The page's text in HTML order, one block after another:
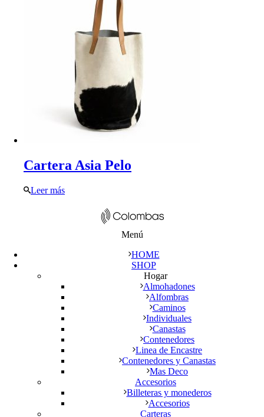
Cartera Asia Pelo
Leer más
Menú
HOME
SHOP
Hogar
Almohadones
Alfombras
Caminos
Individuales
Canastas
Contenedores
Linea de Encastre
Contenedores y Canastas
Mas Deco
Accesorios
Billeteras y monederos
Accesorios
Carteras